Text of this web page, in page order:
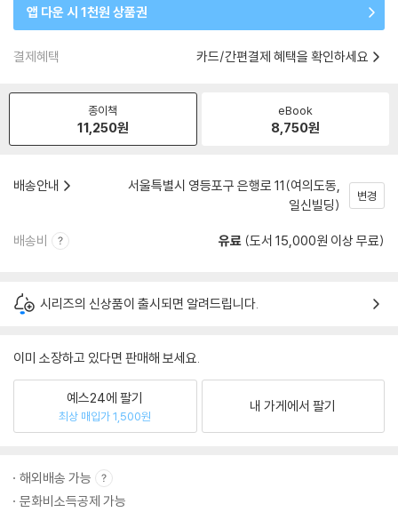
앱 다운 시 1천원 상품권
결제혜택 카드/간편결제 혜택을 확인하세요
종이책
11,250원
eBook
8,750원
배송안내
서울특별시 영등포구 은행로 11(여의도동,
일신빌딩)
변경
배송비 유료 (도서 15,000원 이상 무료)
시리즈의 신상품이 출시되면 알려드립니다.
이미 소장하고 있다면 판매해 보세요.
예스24에 팔기
최상 매입가 1,500원
내 가게에서 팔기
해외배송 가능
문화비소득공제 가능